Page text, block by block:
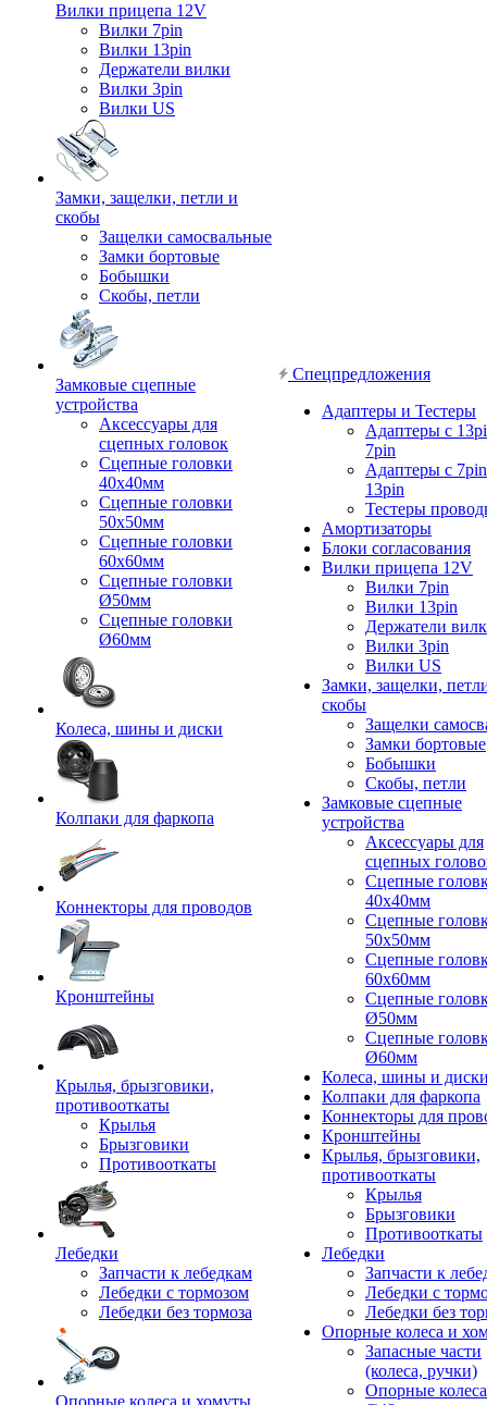
Вилки прицепа 12V
Вилки 7pin
Вилки 13pin
Держатели вилки
Вилки 3pin
Вилки US
Замки, защелки, петли и
скобы
Защелки самосвальные
Замки бортовые
Бобышки
Скобы, петли
Замковые сцепные
устройства
Аксессуары для
сцепных головок
Сцепные головки
40x40мм
Сцепные головки
50x50мм
Сцепные головки
60x60мм
Сцепные головки
Ø50мм
Сцепные головки
Ø60мм
Колеса, шины и диски
Колпаки для фаркопа
Коннекторы для проводов
Кронштейны
Крылья, брызговики,
противооткаты
Крылья
Брызговики
Противооткаты
Лебедки
Запчасти к лебедкам
Лебедки с тормозом
Лебедки без тормоза
Опорные колеса и хомуты
Спецпредложения
Адаптеры и Тестеры
Адаптеры с
7pin
Адаптеры с
13pin
Тестеры
Амортизаторы
Блоки согласования
Вилки прицепа 12V
Вилки 7pin
Вилки 13pin
Держатели
Вилки 3pin
Вилки US
Замки, защелки,
скобы
Защелки
Замки бортовые
Бобышки
Скобы, петли
Замковые сцепные
устройства
Аксессуары для
сцепных
Сцепные
40x40мм
Сцепные
50x50мм
Сцепные
60x60мм
Сцепные
Ø50мм
Сцепные
Ø60мм
Колеса, шины и
Колпаки для фаркопа
Коннекторы для
Кронштейны
Крылья, брызговики,
противооткаты
Крылья
Брызговики
Противооткаты
Лебедки
Запчасти к
Лебедки с
Лебедки без
Опорные колеса и
Запасные части
(колеса, ручки)
Опорные колеса